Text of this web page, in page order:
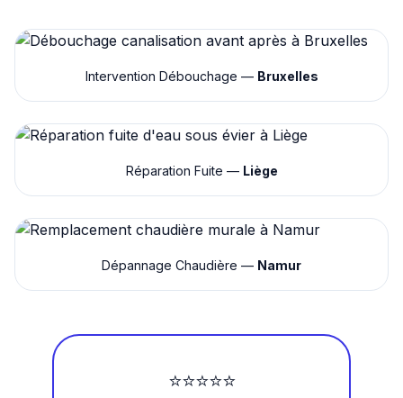
Intervention Débouchage — Bruxelles
Réparation Fuite — Liège
Dépannage Chaudière — Namur
⭐⭐⭐⭐⭐